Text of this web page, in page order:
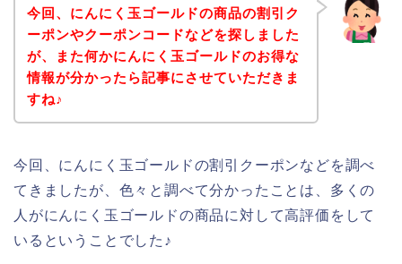
今回、にんにく玉ゴールドの商品の割引ク
ーポンやクーポンコードなどを探しました
が、また何かにんにく玉ゴールドのお得な
情報が分かったら記事にさせていただきま
すね♪
今回、にんにく玉ゴールドの割引クーポンなどを調べ
てきましたが、色々と調べて分かったことは、多くの
人がにんにく玉ゴールドの商品に対して高評価をして
いるということでした♪